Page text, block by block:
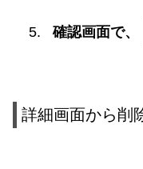
確認画面で、
詳細画面から削